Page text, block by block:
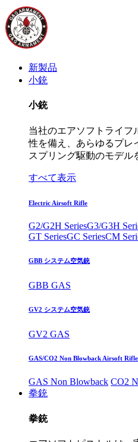
新製品
小銃
小銃
当社のエアソフトライフ
性を備え、あらゆるプレ
スプリング駆動のモデル
すべて表示
Electric Airsoft Rifle
G2/G2H SeriesG3/G3H
GT SeriesGC SeriesCM
GBB システム空気銃
GBB GAS
GV2 システム空気銃
GV2 GAS
GAS/CO2 Non Blowback Airsoft Rifle
GAS Non Blowback CO2
拳銃
拳銃